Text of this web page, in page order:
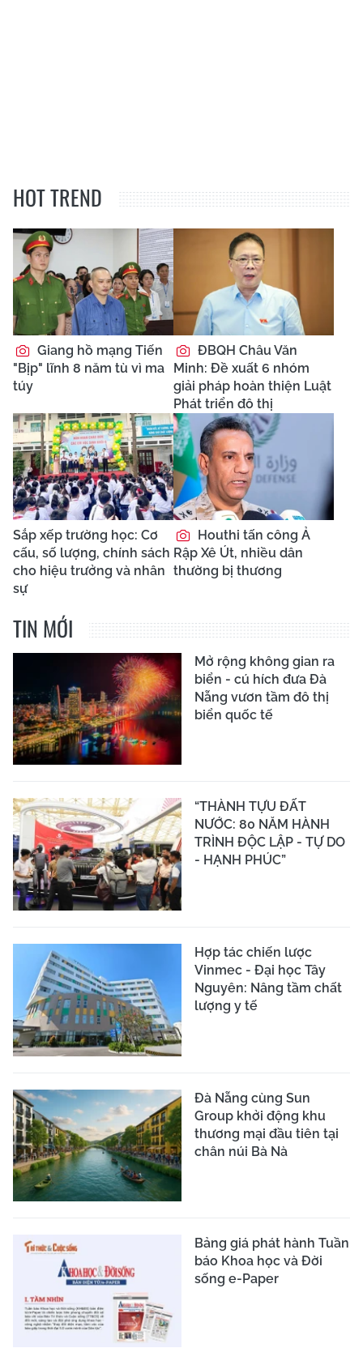
HOT TREND
Giang hồ mạng Tiến
"Bịp" lĩnh 8 năm tù vì ma
túy
ĐBQH Châu Văn
Minh: Đề xuất 6 nhóm
giải pháp hoàn thiện Luật
Phát triển đô thị
Sắp xếp trường học: Cơ
cấu, số lượng, chính sách
cho hiệu trưởng và nhân
sự
Houthi tấn công Ả
Rập Xê Út, nhiều dân
thường bị thương
TIN MỚI
Mở rộng không gian ra
biển - cú hích đưa Đà
Nẵng vươn tầm đô thị
biển quốc tế
“THÀNH TỰU ĐẤT
NƯỚC: 80 NĂM HÀNH
TRÌNH ĐỘC LẬP - TỰ DO
- HẠNH PHÚC”
Hợp tác chiến lược
Vinmec - Đại học Tây
Nguyên: Nâng tầm chất
lượng y tế
Đà Nẵng cùng Sun
Group khởi động khu
thương mại đầu tiên tại
chân núi Bà Nà
Bảng giá phát hành Tuần
báo Khoa học và Đời
sống e-Paper